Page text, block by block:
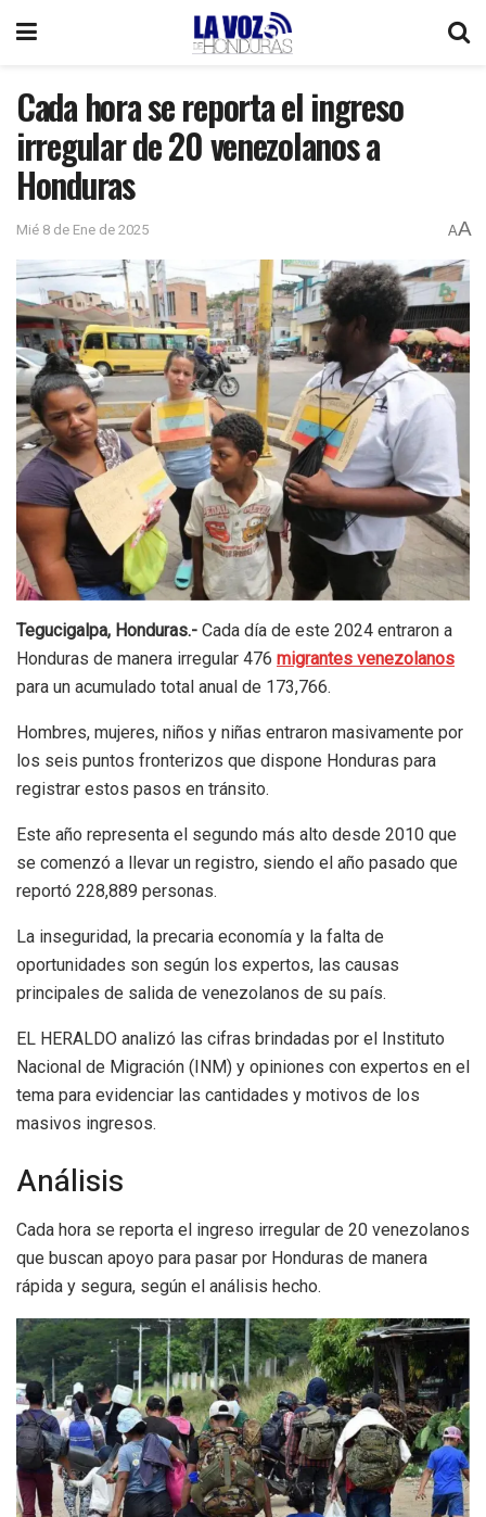
Cada hora se reporta el ingreso
irregular de 20 venezolanos a
Honduras
Mié 8 de Ene de 2025 AA
Tegucigalpa, Honduras.- Cada día de este 2024 entraron a
Honduras de manera irregular 476 migrantes venezolanos
para un acumulado total anual de 173,766.
Hombres, mujeres, niños y niñas entraron masivamente por
los seis puntos fronterizos que dispone Honduras para
registrar estos pasos en tránsito.
Este año representa el segundo más alto desde 2010 que
se comenzó a llevar un registro, siendo el año pasado que
reportó 228,889 personas.
La inseguridad, la precaria economía y la falta de
oportunidades son según los expertos, las causas
principales de salida de venezolanos de su país.
EL HERALDO analizó las cifras brindadas por el Instituto
Nacional de Migración (INM) y opiniones con expertos en el
tema para evidenciar las cantidades y motivos de los
masivos ingresos.
Análisis
Cada hora se reporta el ingreso irregular de 20 venezolanos
que buscan apoyo para pasar por Honduras de manera
rápida y segura, según el análisis hecho.